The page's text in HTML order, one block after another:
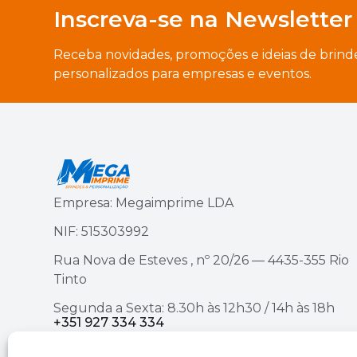
Inscreva-se na Newsletter
Receba novidades, promoções e ideias de
personalizados para empresas e eventos.
Empresa: Megaimprime LDA
NIF: 515303992
Rua Nova de Esteves , nº 20/26 — 4435-355 Rio
Tinto
Segunda a Sexta: 8.30h às 12h30 / 14h às 18h
+351 927 334 334